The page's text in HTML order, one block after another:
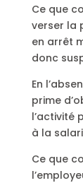
Ce que
verser la
en arrêt
donc
En
prime
l’activité
à la
Ce que